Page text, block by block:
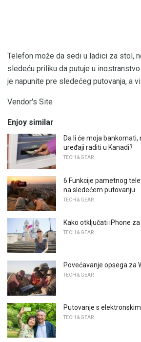
Telefon može da sedi u ladici za stol,
sledeću priliku da putuje u
je napunite pre sledećeg putovanja, a
Vendor's Site
Enjoy similar
Da li će moja
uređaji raditi u Kanadi?
TECH & GEAR
6 Funkcije pametnog
na sledećem putovanju
TECH & GEAR
Kako otključati iPhone
TECH & GEAR
Povećavanje opsega za
TECH & GEAR
Putovanje s
TECH & GEAR